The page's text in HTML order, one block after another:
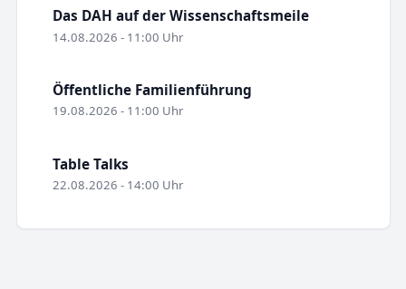
Das DAH auf der Wissenschaftsmeile
14.08.2026 - 11:00 Uhr
Öffentliche Familienführung
19.08.2026 - 11:00 Uhr
Table Talks
22.08.2026 - 14:00 Uhr